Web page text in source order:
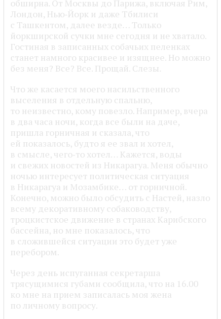
обширна. От Москвы до Парижа, включая Рим,
Лондон, Нью‑Йорк и даже Тбилиси
с Ташкентом, далее везде… Только
йоркширской сучки мне сегодня и не хватало.
Гостиная в записанных собачьих пеленках
станет намного красивее и изящнее. Но можно
без меня? Все? Все. Прощай. Слезы.
Что же касается моего насильственного
выселения в отдельную спальню,
то неизвестно, кому повезло. Например, вчера
в два часа ночи, когда все были на даче,
пришла горничная и сказала, что
ей показалось, будто я ее звал и хотел,
в смысле, чего‑то хотел… Кажется, воды
и свежих новостей из Никарагуа. Меня обычно
ночью интересует политическая ситуация
в Никарагуа и Мозамбике… от горничной.
Конечно, можно было обсудить с Настей, назло
всему декоративному собаководству,
троцкистское движение в странах Карибского
бассейна, но мне показалось, что
в сложившейся ситуации это будет уже
перебором.
Через день испуганная секретарша
трясущимися губами сообщила, что на 16.00
ко мне на прием записалась моя жена
по личному вопросу.